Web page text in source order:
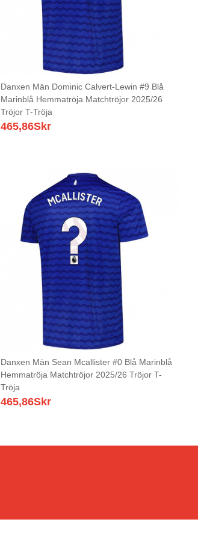
Danxen Män Dominic Calvert-Lewin #9 Blå
Marinblå Hemmatröja Matchtröjor 2025/26
Tröjor T-Tröja
465,86Skr
Danxen Män Sean Mcallister #0 Blå Marinblå
Hemmatröja Matchtröjor 2025/26 Tröjor T-
Tröja
465,86Skr